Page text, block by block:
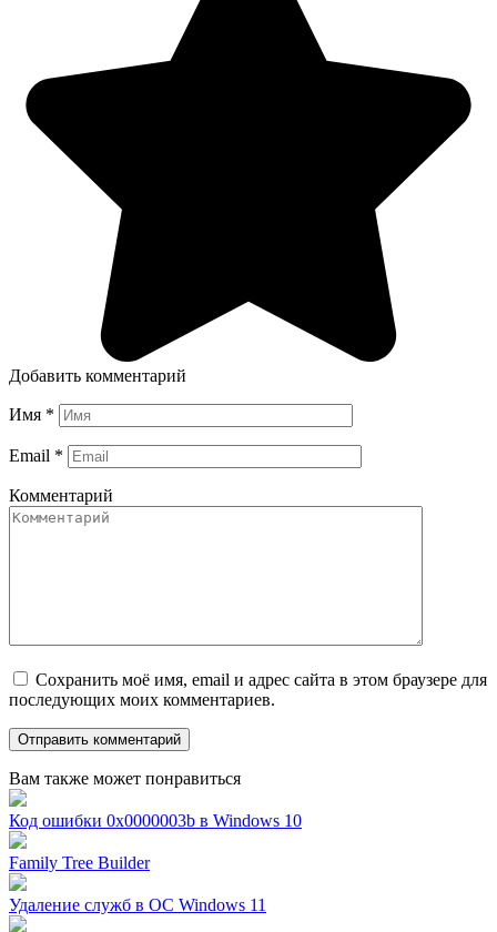
Добавить комментарий
Имя *
Email *
Комментарий
Сохранить моё имя, email и адрес сайта в этом браузере для
последующих моих комментариев.
Вам также может понравиться
Код ошибки 0x0000003b в Windows 10
Family Tree Builder
Удаление служб в ОС Windows 11